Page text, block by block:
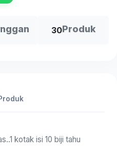
30Produk
kotak isi 10 biji tahu